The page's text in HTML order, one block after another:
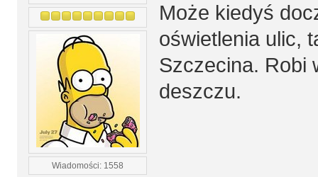
Wiadomości: 1558
Może kiedyś
oświetlenia ulic,
Szczecina. Robi
deszczu.